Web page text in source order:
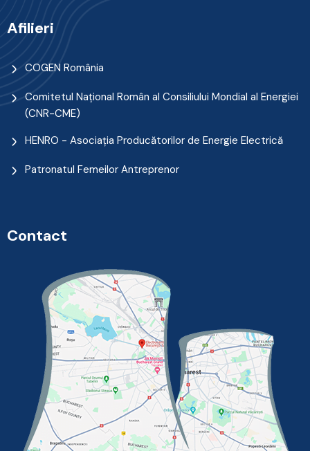
Afilieri
COGEN România
Comitetul Naţional Român al Consiliului Mondial al Energiei
(CNR-CME)
HENRO - Asociația Producătorilor de Energie Electrică
Patronatul Femeilor Antreprenor
Contact